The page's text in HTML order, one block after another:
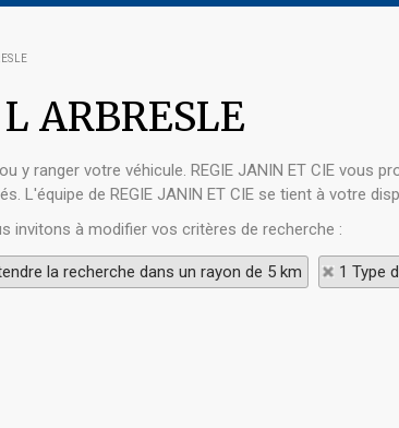
ARBRESLE
ranger votre véhicule. REGIE JANIN ET CIE vous
L'équipe de REGIE JANIN ET CIE se tient à votre
invitons à modifier vos critères de recherche :
la recherche dans un rayon de 5 km 1 Type